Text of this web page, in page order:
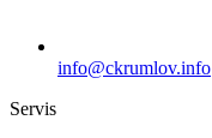
info@ckrumlov.info
Servis